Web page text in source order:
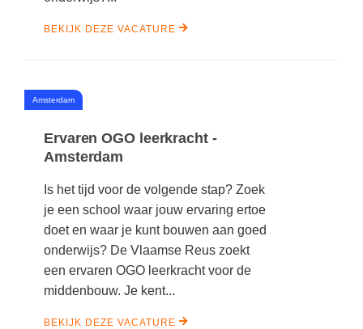
BEKIJK DEZE VACATURE
Amsterdam
Ervaren OGO leerkracht -
Amsterdam
Is het tijd voor de volgende stap? Zoek
je een school waar jouw ervaring ertoe
doet en waar je kunt bouwen aan goed
onderwijs? De Vlaamse Reus zoekt
een ervaren OGO leerkracht voor de
middenbouw. Je kent...
BEKIJK DEZE VACATURE